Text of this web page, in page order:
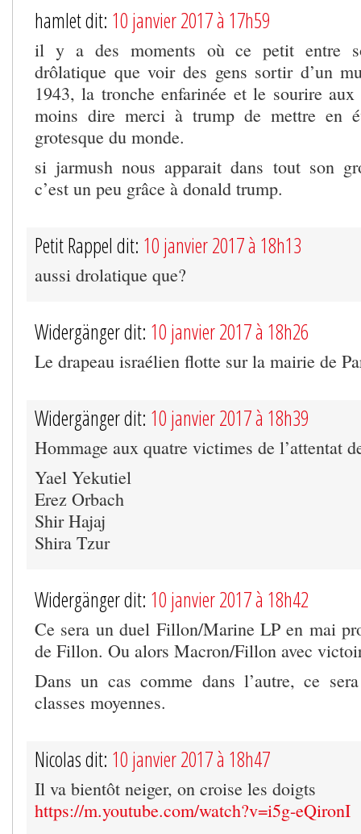
hamlet dit: 10 janvier 2017 à 17h59
il y a des moments où ce petit entre
drôlatique que voir des gens sortir d’un
1943, la tronche enfarinée et le sourire
moins dire merci à trump de mettre en
grotesque du monde.
si jarmush nous apparait dans tout son
c’est un peu grâce à donald trump.
Petit Rappel dit: 10 janvier 2017 à 18h13
aussi drolatique que?
Widergänger dit: 10 janvier 2017 à 18h26
Le drapeau israélien flotte sur la mairie de
Widergänger dit: 10 janvier 2017 à 18h39
Hommage aux quatre victimes de l’attentat
Yael Yekutiel
Erez Orbach
Shir Hajaj
Shira Tzur
Widergänger dit: 10 janvier 2017 à 18h42
Ce sera un duel Fillon/Marine LP en mai
de Fillon. Ou alors Macron/Fillon avec
Dans un cas comme dans l’autre, ce
classes moyennes.
Nicolas dit: 10 janvier 2017 à 18h47
Il va bientôt neiger, on croise les doigts
https://m.youtube.com/watch?v=i5g-eQironI